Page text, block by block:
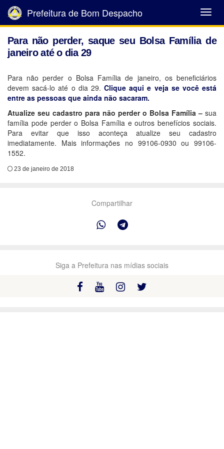
Abrir
Menu
Prefeitura de Bom Despacho
Para não perder, saque seu Bolsa Família de
janeiro até o dia 29
Para não perder o Bolsa Família de janeiro, os beneficiários
devem sacá-lo até o dia 29. Clique aqui e veja se você está
entre as pessoas que ainda não sacaram.
Atualize seu cadastro para não perder o Bolsa Família – sua
família pode perder o Bolsa Família e outros benefícios sociais.
Para evitar que isso aconteça atualize seu cadastro
imediatamente. Mais informações no 99106-0930 ou 99106-
1552.
23 de janeiro de 2018
Compartilhar
Siga a Prefeitura nas mídias sociais